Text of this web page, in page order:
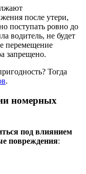
после утери,
поступать ровно до
водитель, не будет
перемещение
запрещено.
Тогда
.
номерных
под влиянием
повреждения: